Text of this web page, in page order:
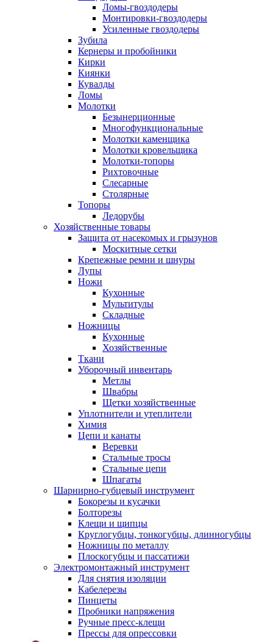
Ломы-гвоздодеры
Монтировки-гвоздодеры
Усиленные гвоздодеры
Зубила
Кернеры и пробойники
Кирки
Киянки
Кувалды
Ломы
Молотки
Безынерционные
Многофункциональные
Молотки каменщика
Молотки кровельщика
Молотки-топоры
Рихтовочные
Слесарные
Столярные
Топоры
Ледорубы
Хозяйственные товары
Защита от насекомых и грызунов
Москитные сетки
Крепежные ремни и шнуры
Лупы
Ножи
Кухонные
Мультитулы
Складные
Ножницы
Кухонные
Хозяйственные
Ткани
Уборочный инвентарь
Метлы
Швабры
Щетки хозяйственные
Уплотнители и утеплители
Химия
Цепи и канаты
Веревки
Стальные тросы
Стальные цепи
Шпагаты
Шарнирно-губцевый инструмент
Бокорезы и кусачки
Болторезы
Клещи и щипцы
Круглогубцы, тонкогубцы, длинногубцы
Ножницы по металлу
Плоскогубцы и пассатижи
Электромонтажный инструмент
Для снятия изоляции
Кабелерезы
Пинцеты
Пробники напряжения
Ручные пресс-клещи
Прессы для опрессовки